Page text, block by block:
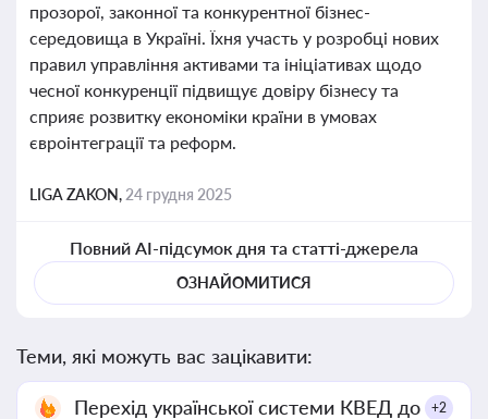
прозорої, законної та конкурентної бізнес-
середовища в Україні. Їхня участь у розробці нових
правил управління активами та ініціативах щодо
чесної конкуренції підвищує довіру бізнесу та
сприяє розвитку економіки країни в умовах
євроінтеграції та реформ.
LIGA ZAKON, 24 грудня 2025
Повний AI-підсумок дня та статті-джерела
ОЗНАЙОМИТИСЯ
Теми, які можуть вас зацікавити:
Перехід української системи КВЕД до +2